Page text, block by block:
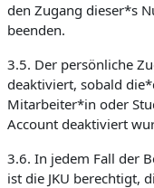
den Zugang dieser*s
beenden.
3.5. Der persönliche
deaktiviert, sobald
Mitarbeiter*in oder
Account deaktiviert
3.6. In jedem Fall der
ist die JKU berechtigt,